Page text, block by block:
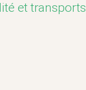
et transports